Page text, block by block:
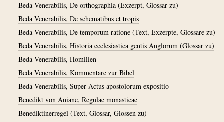
Beda Venerabilis, De orthographia (Exzerpt, Glossar zu)
Beda Venerabilis, De schematibus et tropis
Beda Venerabilis, De temporum ratione (Text, Exzerpte, Glossare zu)
Beda Venerabilis, Historia ecclesiastica gentis Anglorum (Glossar zu)
Beda Venerabilis, Homilien
Beda Venerabilis, Kommentare zur Bibel
Beda Venerabilis, Super Actus apostolorum expositio
Benedikt von Aniane, Regulae monasticae
Benediktinerregel (Text, Glossar, Glossen zu)